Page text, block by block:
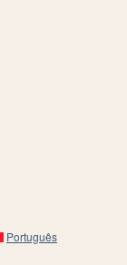
Português